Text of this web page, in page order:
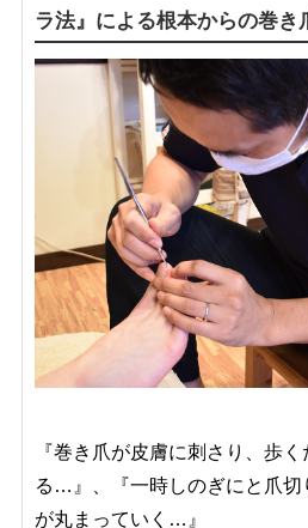
ラ法』による根本からの巻き
『巻き爪が皮膚に刺さり、歩
る…』、『一時しのぎにと爪切
が丸まっていく…』